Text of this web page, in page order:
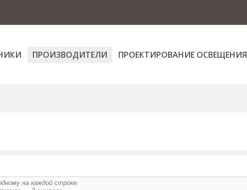
ПРОИЗВОДИТЕЛИ ПРОЕКТИРОВАНИЕ ОСВЕЩЕНИЯ